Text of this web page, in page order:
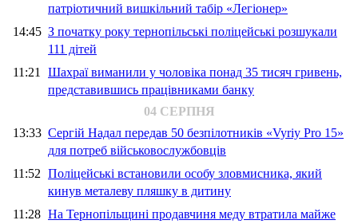
патріотичний вишкільний табір «Легіонер»
14:45 З початку року тернопільські поліцейські розшукали
111 дітей
11:21 Шахраї виманили у чоловіка понад 35 тисяч гривень,
представившись працівниками банку
04 СЕРПНЯ
13:33 Сергій Надал передав 50 безпілотників «Vyriy Pro 15»
для потреб військовослужбовців
11:52 Поліцейські встановили особу зловмисника, який
кинув металеву пляшку в дитину
11:28 На Тернопільщині продавчиня меду втратила майже